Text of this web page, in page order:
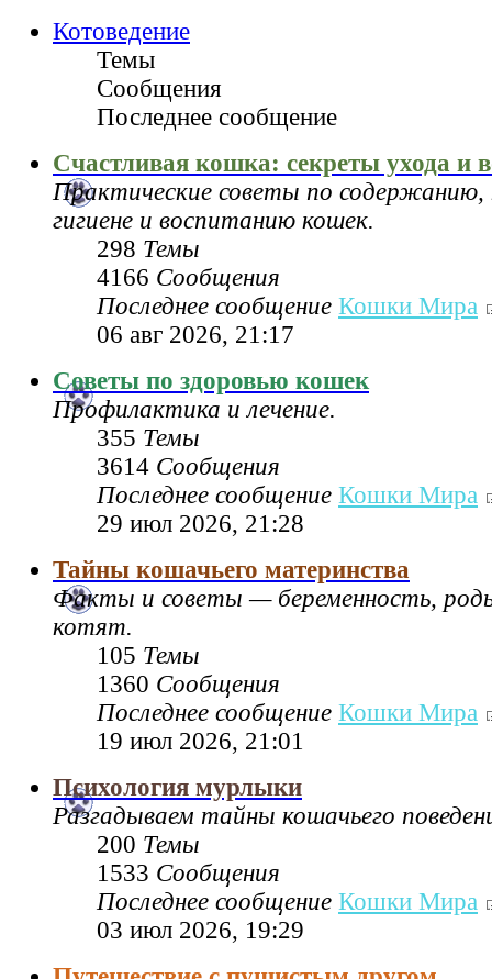
Котоведение
Темы
Сообщения
Последнее сообщение
Счастливая кошка: секреты ухода и
Практические советы по содержанию,
гигиене и воспитанию кошек.
298 Темы
4166 Сообщения
Последнее сообщение Кошки Мира
06 авг 2026, 21:17
Советы по здоровью кошек
Профилактика и лечение.
355 Темы
3614 Сообщения
Последнее сообщение Кошки Мира
29 июл 2026, 21:28
Тайны кошачьего материнства
Факты и советы — беременность,
котят.
105 Темы
1360 Сообщения
Последнее сообщение Кошки Мира
19 июл 2026, 21:01
Психология мурлыки
Разгадываем тайны кошачьего
200 Темы
1533 Сообщения
Последнее сообщение Кошки Мира
03 июл 2026, 19:29